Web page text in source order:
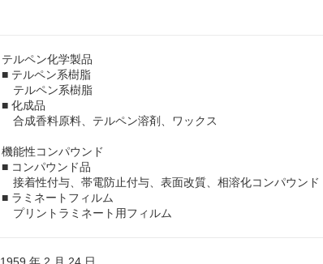
テルペン化学製品
■ テルペン系樹脂
テルペン系樹脂
■ 化成品
合成香料原料、テルペン溶剤、ワックス
機能性コンパウンド
■ コンパウンド品
接着性付与、帯電防止付与、表面改質、相溶化コンパウンド
■ ラミネートフィルム
プリントラミネート用フィルム
1959 年 2 月 24 日